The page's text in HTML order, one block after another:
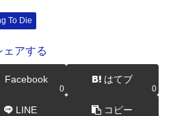
To Die
ェアする
Facebook
0
はてブ
0
LINE コピー